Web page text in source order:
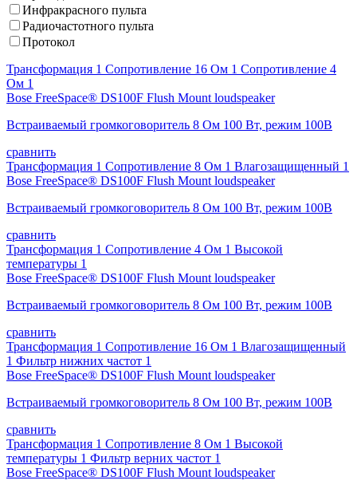
Инфракрасного пульта
Радиочастотного пульта
Протокол
Трансформация 1 Сопротивление 16 Ом 1 Сопротивление 4
Ом 1
Bose FreeSpace® DS100F Flush Mount loudspeaker
Встраиваемый громкоговоритель 8 Ом 100 Вт, режим 100В
сравнить
Трансформация 1 Сопротивление 8 Ом 1 Влагозащищенный 1
Bose FreeSpace® DS100F Flush Mount loudspeaker
Встраиваемый громкоговоритель 8 Ом 100 Вт, режим 100В
сравнить
Трансформация 1 Сопротивление 4 Ом 1 Высокой
температуры 1
Bose FreeSpace® DS100F Flush Mount loudspeaker
Встраиваемый громкоговоритель 8 Ом 100 Вт, режим 100В
сравнить
Трансформация 1 Сопротивление 16 Ом 1 Влагозащищенный
1 Фильтр нижних частот 1
Bose FreeSpace® DS100F Flush Mount loudspeaker
Встраиваемый громкоговоритель 8 Ом 100 Вт, режим 100В
сравнить
Трансформация 1 Сопротивление 8 Ом 1 Высокой
температуры 1 Фильтр верних частот 1
Bose FreeSpace® DS100F Flush Mount loudspeaker